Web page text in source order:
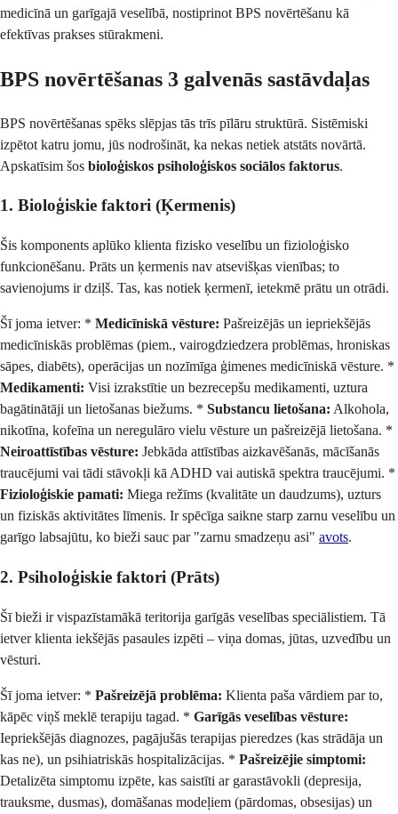
medicīnā un garīgajā veselībā, nostiprinot BPS novērtēšanu kā
efektīvas prakses stūrakmeni.
BPS novērtēšanas 3 galvenās sastāvdaļas
BPS novērtēšanas spēks slēpjas tās trīs pīlāru struktūrā. Sistēmiski
izpētot katru jomu, jūs nodrošināt, ka nekas netiek atstāts novārtā.
Apskatīsim šos bioloģiskos psiholoģiskos sociālos faktorus.
1. Bioloģiskie faktori (Ķermenis)
Šis komponents aplūko klienta fizisko veselību un fizioloģisko
funkcionēšanu. Prāts un ķermenis nav atsevišķas vienības; to
savienojums ir dziļš. Tas, kas notiek ķermenī, ietekmē prātu un otrādi.
Šī joma ietver: * Medicīniskā vēsture: Pašreizējās un iepriekšējās
medicīniskās problēmas (piem., vairogdziedzera problēmas, hroniskas
sāpes, diabēts), operācijas un nozīmīga ģimenes medicīniskā vēsture. *
Medikamenti: Visi izrakstītie un bezrecepšu medikamenti, uztura
bagātinātāji un lietošanas biežums. * Substancu lietošana: Alkohola,
nikotīna, kofeīna un neregulāro vielu vēsture un pašreizējā lietošana. *
Neiroattīstības vēsture: Jebkāda attīstības aizkavēšanās, mācīšanās
traucējumi vai tādi stāvokļi kā ADHD vai autiskā spektra traucējumi. *
Fizioloģiskie pamati: Miega režīms (kvalitāte un daudzums), uzturs
un fiziskās aktivitātes līmenis. Ir spēcīga saikne starp zarnu veselību un
garīgo labsajūtu, ko bieži sauc par "zarnu smadzeņu asi" avots.
2. Psiholoģiskie faktori (Prāts)
Šī bieži ir vispazīstamākā teritorija garīgās veselības speciālistiem. Tā
ietver klienta iekšējās pasaules izpēti – viņa domas, jūtas, uzvedību un
vēsturi.
Šī joma ietver: * Pašreizējā problēma: Klienta paša vārdiem par to,
kāpēc viņš meklē terapiju tagad. * Garīgās veselības vēsture:
Iepriekšējās diagnozes, pagājušās terapijas pieredzes (kas strādāja un
kas ne), un psihiatriskās hospitalizācijas. * Pašreizējie simptomi:
Detalizēta simptomu izpēte, kas saistīti ar garastāvokli (depresija,
trauksme, dusmas), domāšanas modeļiem (pārdomas, obsesijas) un